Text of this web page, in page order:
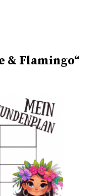
& Flamingo“